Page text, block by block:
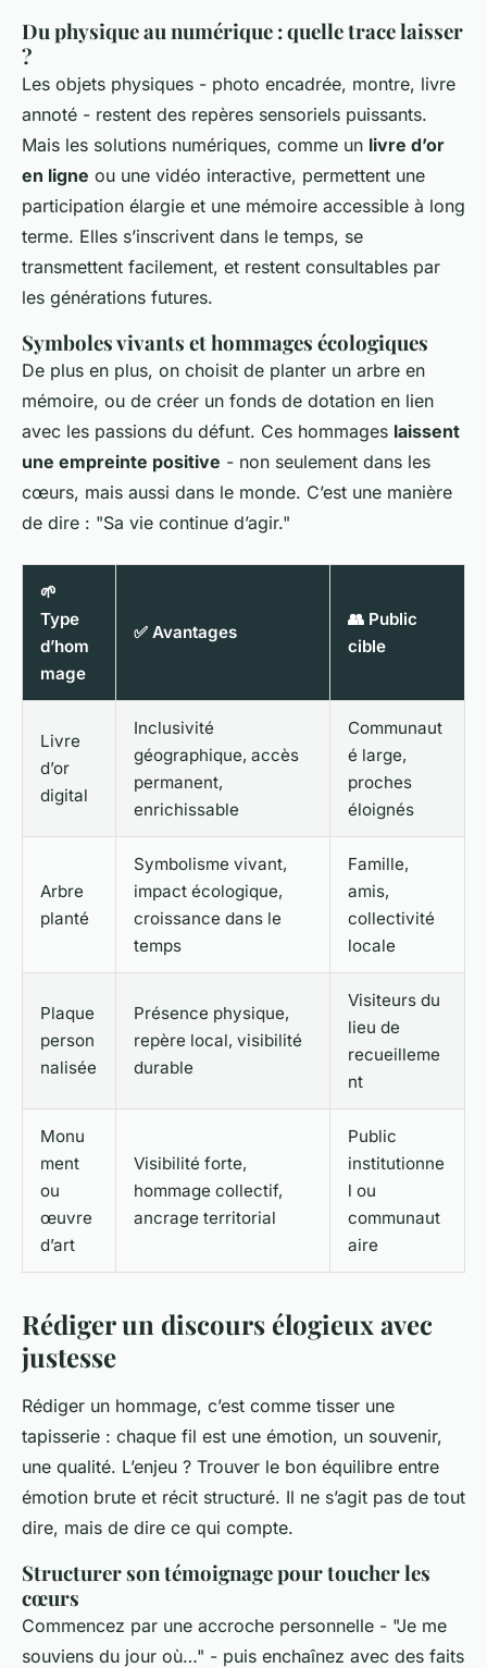
Du physique au numérique : quelle trace laisser
?
Les objets physiques - photo encadrée, montre, livre
annoté - restent des repères sensoriels puissants.
Mais les solutions numériques, comme un livre d’or
en ligne ou une vidéo interactive, permettent une
participation élargie et une mémoire accessible à long
terme. Elles s’inscrivent dans le temps, se
transmettent facilement, et restent consultables par
les générations futures.
Symboles vivants et hommages écologiques
De plus en plus, on choisit de planter un arbre en
mémoire, ou de créer un fonds de dotation en lien
avec les passions du défunt. Ces hommages laissent
une empreinte positive - non seulement dans les
cœurs, mais aussi dans le monde. C’est une manière
de dire : "Sa vie continue d’agir."
🌱
Type
d’hom
mage
✅ Avantages
👥 Public
cible
Livre
d’or
digital
Inclusivité
géographique, accès
permanent,
enrichissable
Communaut
é large,
proches
éloignés
Arbre
planté
Symbolisme vivant,
impact écologique,
croissance dans le
temps
Famille,
amis,
collectivité
locale
Plaque
person
nalisée
Présence physique,
repère local, visibilité
durable
Visiteurs du
lieu de
recueilleme
nt
Monu
ment
ou
œuvre
d’art
Visibilité forte,
hommage collectif,
ancrage territorial
Public
institutionne
l ou
communaut
aire
Rédiger un discours élogieux avec
justesse
Rédiger un hommage, c’est comme tisser une
tapisserie : chaque fil est une émotion, un souvenir,
une qualité. L’enjeu ? Trouver le bon équilibre entre
émotion brute et récit structuré. Il ne s’agit pas de tout
dire, mais de dire ce qui compte.
Structurer son témoignage pour toucher les
cœurs
Commencez par une accroche personnelle - "Je me
souviens du jour où…" - puis enchaînez avec des faits